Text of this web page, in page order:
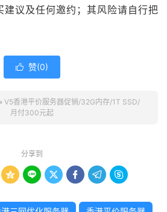
建议及任何邀约；其风险请自行把
 赞(0)
» V5香港平价服务器促销/32G内存/1T SSD/
月付300元起
分享到
     